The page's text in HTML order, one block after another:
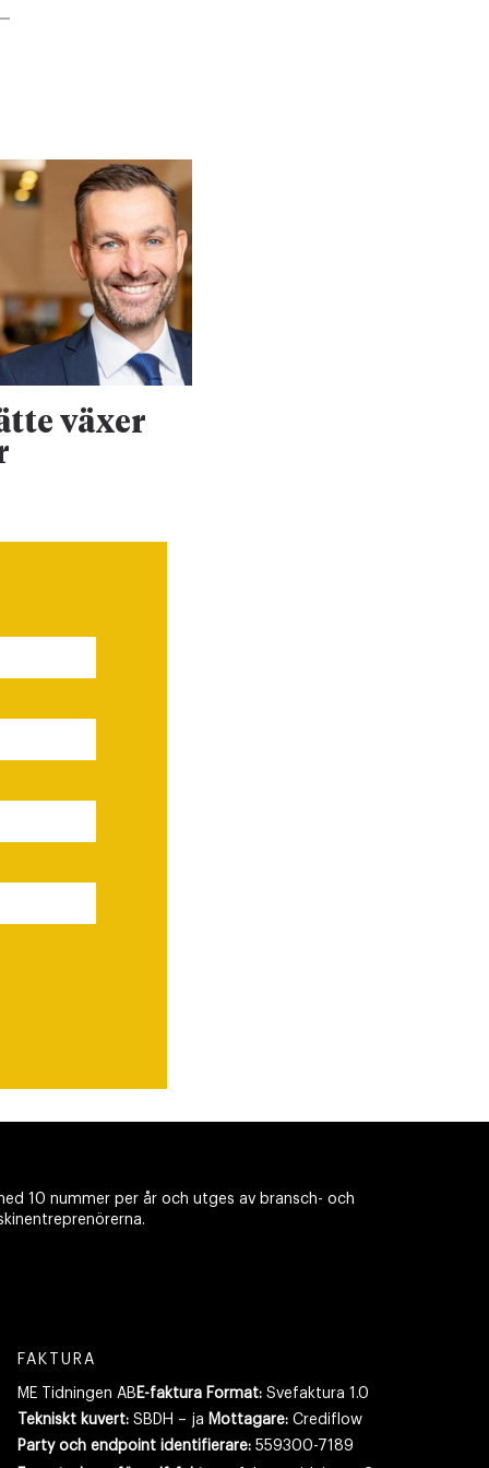
växer
10 nummer per år och utges av bransch- och
FAKTURA
ME Tidningen AB E-faktura Format:Svefaktura 1.0
Tekniskt kuvert:SBDH – ja Mottagare:Crediflow
Party och endpoint identifierare:559300-7189